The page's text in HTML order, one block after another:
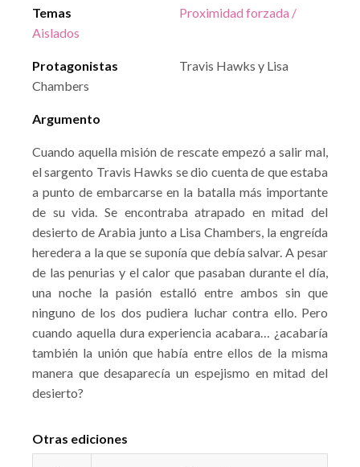
Temas
Proximidad forzada /
Aislados
Protagonistas
Travis Hawks y Lisa
Chambers
Argumento
Cuando aquella misión de rescate empezó a salir mal,
el sargento Travis Hawks se dio cuenta de que estaba
a punto de embarcarse en la batalla más importante
de su vida. Se encontraba atrapado en mitad del
desierto de Arabia junto a Lisa Chambers, la engreída
heredera a la que se suponía que debía salvar. A pesar
de las penurias y el calor que pasaban durante el día,
una noche la pasión estalló entre ambos sin que
ninguno de los dos pudiera luchar contra ello. Pero
cuando aquella dura experiencia acabara… ¿acabaría
también la unión que había entre ellos de la misma
manera que desaparecía un espejismo en mitad del
desierto?
Otras ediciones